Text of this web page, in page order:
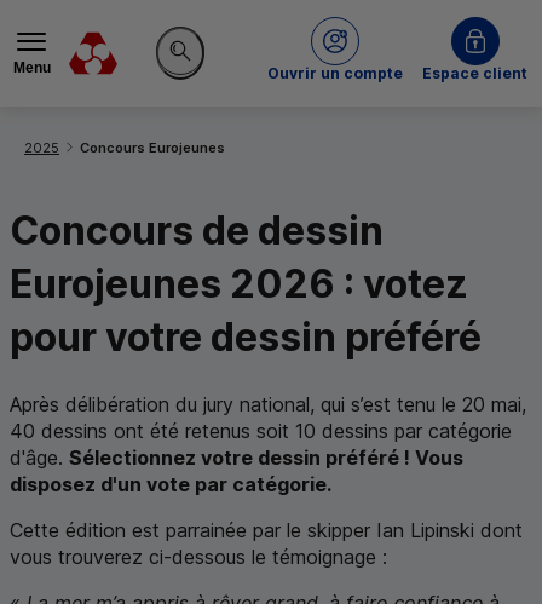
Menu
Rechercher sur le site
Ouvrir un compte
du Crédit MutuelEspace client
2025 Concours Eurojeunes
Concours de dessin
Eurojeunes 2026 : votez
pour votre dessin préféré
Après délibération du jury national, qui s’est tenu le 20 mai,
40 dessins ont été retenus soit 10 dessins par catégorie
d'âge. Sélectionnez votre dessin préféré ! Vous
disposez d'un vote par catégorie.
Cette édition est parrainée par le skipper Ian Lipinski dont
vous trouverez ci-dessous le témoignage :